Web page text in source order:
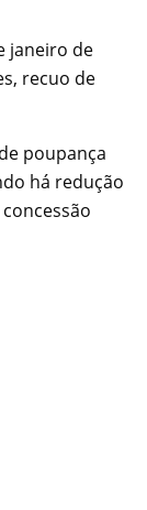
janeiro de
recuo de
poupança
há redução